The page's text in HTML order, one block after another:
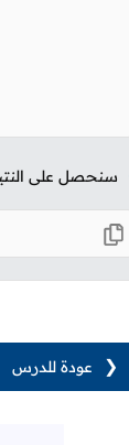
سنحصل على
❮ عودة للدرس